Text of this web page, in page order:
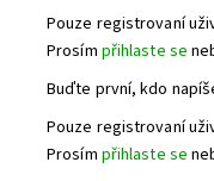
Pouze registrovaní
Prosím přihlaste se
Buďte první, kdo
Pouze registrovaní
Prosím přihlaste se